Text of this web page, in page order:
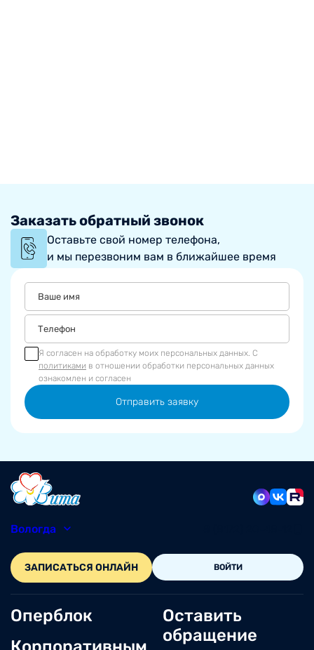
Заказать обратный звонок
Оставьте свой номер телефона,
и мы перезвоним вам в ближайшее время
Я согласен на обработку моих персональных данных. С
политиками в отношении обработки персональных данных
ознакомлен и согласен
Отправить заявку
Вологда
ЗАПИСАТЬСЯ ОНЛАЙН ВОЙТИ
Оперблок
Оставить
обращение